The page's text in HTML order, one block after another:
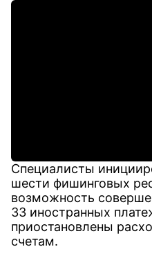
Специалисты
шести фишинговых
возможность
33 иностранных
приостановлены
счетам.